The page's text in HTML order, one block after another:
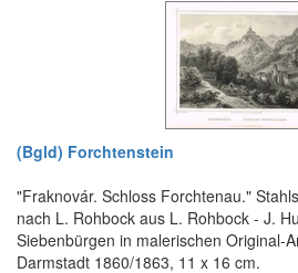
(Bgld) Forchtenstein
"Fraknovár. Schloss Forchtenau."
nach L. Rohbock aus L. Rohbock - J.
Siebenbürgen in malerischen Original-
Darmstadt 1860/1863, 11 x 16 cm.